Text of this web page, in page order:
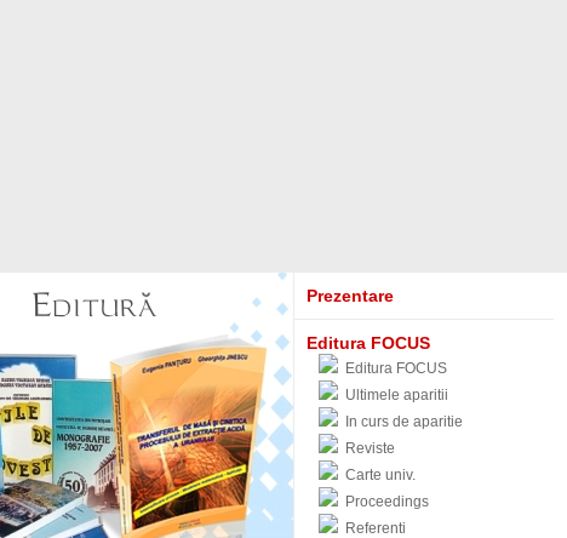
Prezentare
Editura FOCUS
Editura FOCUS
Ultimele aparitii
In curs de aparitie
Reviste
Carte univ.
Proceedings
Referenti